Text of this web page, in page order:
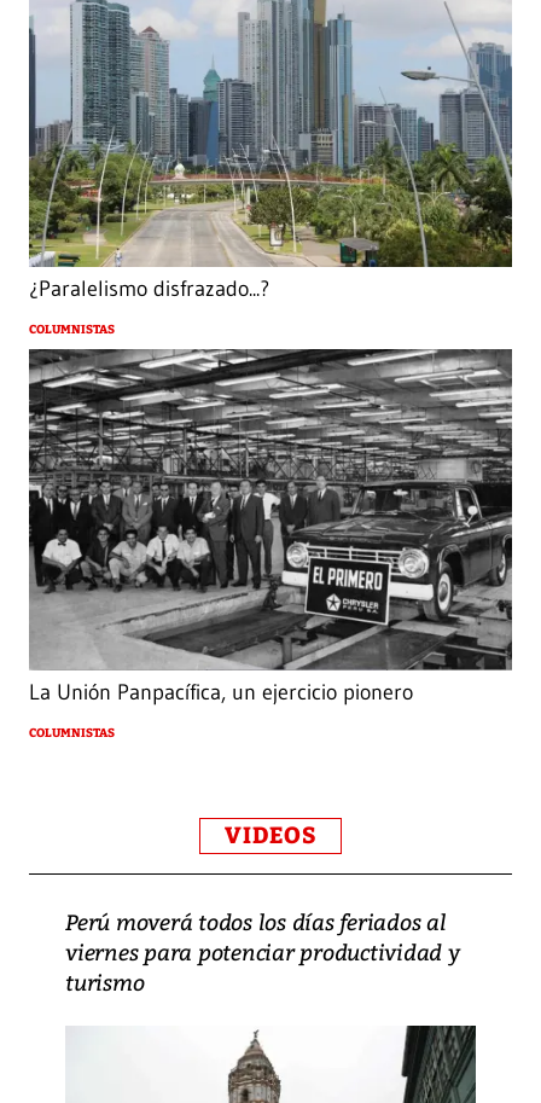
¿Paralelismo disfrazado...?
COLUMNISTAS
La Unión Panpacífica, un ejercicio pionero
COLUMNISTAS
VIDEOS
Perú moverá todos los días feriados al
viernes para potenciar productividad y
turismo